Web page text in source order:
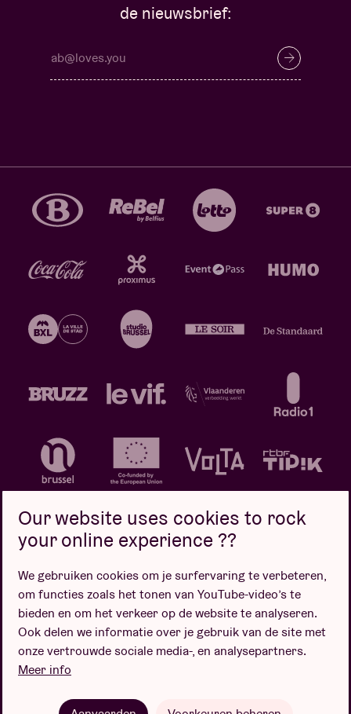
de nieuwsbrief:
Privacybeleid Cookiebeleid
Verkoopsvoorwaarden
Design door
Our website uses cookies to rock
your online experience ??
We gebruiken cookies om je surfervaring te verbeteren,
om functies zoals het tonen van YouTube-video’s te
bieden en om het verkeer op de website te analyseren.
Ook delen we informatie over je gebruik van de site met
onze vertrouwde sociale media-, en analysepartners.
Meer info